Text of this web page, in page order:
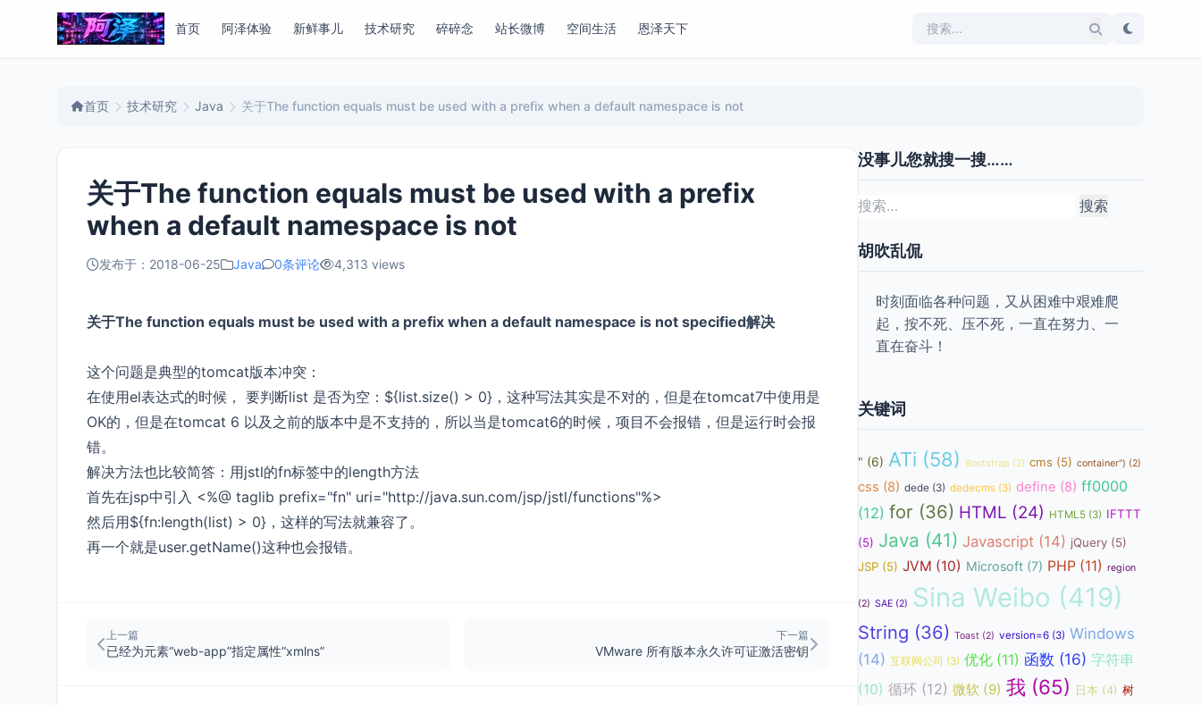
首页 阿泽体验 新鲜事儿 技术研究 碎碎念 站长微博 空间生活 恩泽天下
首页 技术研究 Java 关于The function equals must be used with a prefix when a default namespace is not
关于The function equals must be used with a prefix
when a default namespace is not
发布于：2018-06-25 Java 0条评论 4,313 views
关于The function equals must be used with a prefix when a default namespace is not specified解决
这个问题是典型的tomcat版本冲突：
在使用el表达式的时候， 要判断list 是否为空：${list.size() > 0}，这种写法其实是不对的，但是在tomcat7中使用是
OK的，但是在tomcat 6 以及之前的版本中是不支持的，所以当是tomcat6的时候，项目不会报错，但是运行时会报
错。
解决方法也比较简答：用jstl的fn标签中的length方法
首先在jsp中引入 <%@ taglib prefix="fn" uri="http://java.sun.com/jsp/jstl/functions"%>
然后用${fn:length(list) > 0}，这样的写法就兼容了。
再一个就是user.getName()这种也会报错。
上一篇
已经为元素“web-app”指定属性“xmlns”
下一篇
VMware 所有版本永久许可证激活密钥
没事儿您就搜一搜……
搜
胡吹乱侃
时刻面临各种问题，又从困难中艰难爬
起，按不死、压不死，一直在努力、一
直在奋斗！
关键词
" (6) ATi (58) Bootstrap (2) cms (5) container") (2)
css (8) dede (3) dedecms (3) define (8) ff0000
(12) for (36) HTML (24) HTML5 (3) IFTTT
(5) Java (41) Javascript (14) jQuery (5)
JSP (5) JVM (10) Microsoft (7) PHP (11) region
(2) SAE (2) Sina Weibo (419)
String (36) Toast (2) version=6 (3) Windows
(14) 互联网公司 (3) 优化 (11) 函数 (16) 字符串
(10) 循环 (12) 微软 (9) 我 (65) 日本 (4) 树